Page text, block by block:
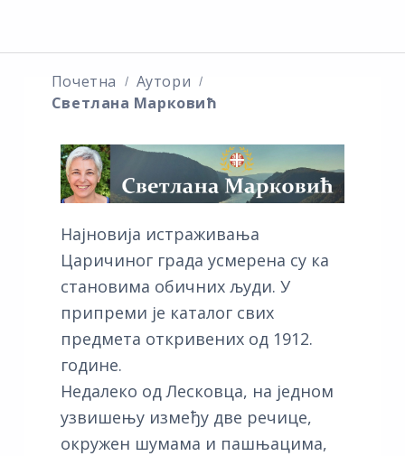
Почетна
Аутори
Светлана Марковић
Најновија истраживања
Царичиног града усмерена су ка
становима обичних људи. У
припреми је каталог свих
предмета откривених од 1912.
године.
Недалеко од Лесковца, на једном
узвишењу између две речице,
окружен шумама и пашњацима,